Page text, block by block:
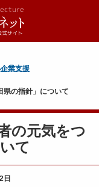
業支援
県の指針」について
の元気をつ
て
日